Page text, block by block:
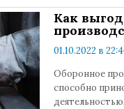
Как
01.10.2022 в
Оборонное
способно